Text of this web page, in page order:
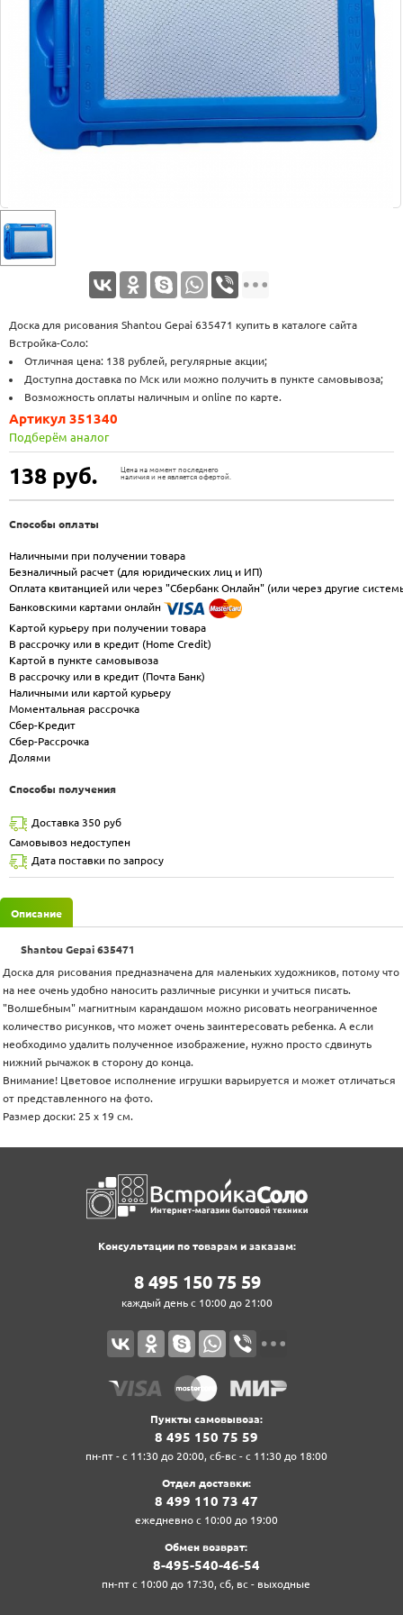
Акции
Доска для рисования Shantou Gepai 635471 купить в каталоге сайта
Встройка-Соло:
Отличная цена: 138 рублей, регулярные акции;
Доступна доставка по Мск или можно получить в пункте самовывоза;
Возможность оплаты наличным и online по карте.
138 руб.
Цена на момент последнего
наличия и не является офертой.
Артикул 351340
Подберём аналог
Способы оплаты
Наличными при получении товара
Безналичный расчет (для юридических лиц и ИП)
Оплата квитанцией или через "Сбербанк Онлайн" (или через другие
Банковскими картами онлайн
Картой курьеру при получении товара
В рассрочку или в кредит (Home Credit)
Картой в пункте самовывоза
В рассрочку или в кредит (Почта Банк)
Наличными или картой курьеру
Моментальная рассрочка
Сбер-Кредит
Сбер-Рассрочка
Долями
Способы получения
Доставка 350 руб
Самовывоз недоступен
Дата поставки по запросу
Описание
Shantou Gepai 635471
Доска для рисования предназначена для маленьких художников, потому что
на нее очень удобно наносить различные рисунки и учиться писать.
"Волшебным" магнитным карандашом можно рисовать неограниченное
количество рисунков, что может очень заинтересовать ребенка. А если
необходимо удалить полученное изображение, нужно просто сдвинуть
нижний рычажок в сторону до конца.
Внимание! Цветовое исполнение игрушки варьируется и может отличаться
от представленного на фото.
Размер доски: 25 x 19 см.
Консультации по товарам и заказам:
8‍ 4‍9‍5‍ 1‍5‍0‍ 7‍5‍ 5‍9‍
каждый день с 10:00 до 21:00
Пункты самовывоза:
8‍ 4‍9‍5‍ 1‍5‍0‍ 7‍5‍ 5‍9‍
пн-пт - с 11:30 до 20:00, сб-вс - с 11:30 до 18:00
Отдел доставки:
8‍ 4‍9‍9‍ 1‍1‍0‍ 7‍3‍ 4‍7‍
ежедневно с 10:00 до 19:00
Обмен возврат:
8‍-4‍9‍5‍-5‍4‍0‍-4‍6‍-5‍4‍
пн-пт с 10:00 до 17:30, сб, вс - выходные